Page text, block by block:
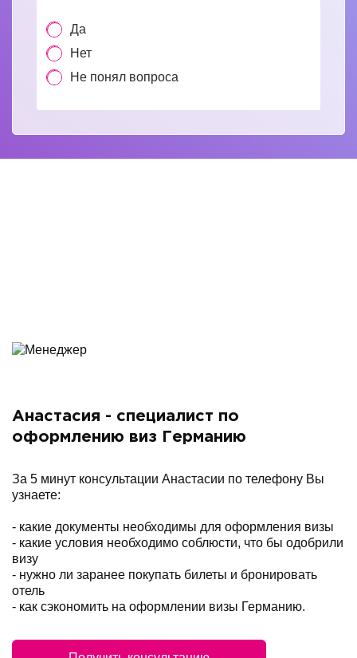
Да
Нет
Не понял вопроса
Анастасия - специалист по
оформлению виз Германию
За 5 минут консультации Анастасии по телефону Вы
узнаете:
- какие документы необходимы для оформления визы
- какие условия необходимо соблюсти, что бы одобрили
визу
- нужно ли заранее покупать билеты и бронировать
отель
- как сэкономить на оформлении визы Германию.